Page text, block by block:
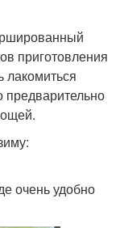
приготовления
лакомиться
очень удобно